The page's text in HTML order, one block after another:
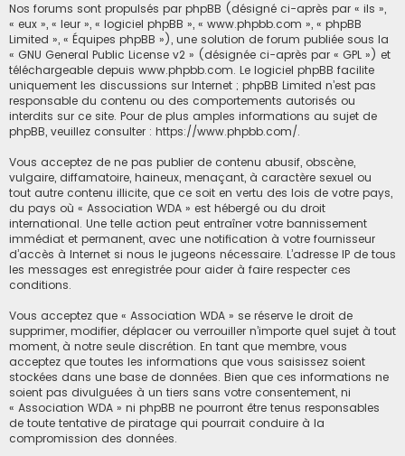
Nos forums sont propulsés par phpBB (désigné ci-après par « ils »,
« eux », « leur », « logiciel phpBB », « www.phpbb.com », « phpBB
Limited », « Équipes phpBB »), une solution de forum publiée sous la
« GNU General Public License v2 » (désignée ci-après par « GPL ») et
téléchargeable depuis www.phpbb.com. Le logiciel phpBB facilite
uniquement les discussions sur Internet ; phpBB Limited n’est pas
responsable du contenu ou des comportements autorisés ou
interdits sur ce site. Pour de plus amples informations au sujet de
phpBB, veuillez consulter : https://www.phpbb.com/.
Vous acceptez de ne pas publier de contenu abusif, obscène,
vulgaire, diffamatoire, haineux, menaçant, à caractère sexuel ou
tout autre contenu illicite, que ce soit en vertu des lois de votre pays,
du pays où « Association WDA » est hébergé ou du droit
international. Une telle action peut entraîner votre bannissement
immédiat et permanent, avec une notification à votre fournisseur
d’accès à Internet si nous le jugeons nécessaire. L’adresse IP de tous
les messages est enregistrée pour aider à faire respecter ces
conditions.
Vous acceptez que « Association WDA » se réserve le droit de
supprimer, modifier, déplacer ou verrouiller n’importe quel sujet à tout
moment, à notre seule discrétion. En tant que membre, vous
acceptez que toutes les informations que vous saisissez soient
stockées dans une base de données. Bien que ces informations ne
soient pas divulguées à un tiers sans votre consentement, ni
« Association WDA » ni phpBB ne pourront être tenus responsables
de toute tentative de piratage qui pourrait conduire à la
compromission des données.